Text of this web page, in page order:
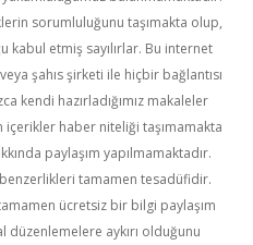
sorumluluğunu taşımakta olup,
kabul etmiş sayılırlar. Bu internet
şahıs şirketi ile hiçbir bağlantısı
kendi hazırladığımız makaleler
içerikler haber niteliği taşımamakta
paylaşım yapılmamaktadır.
tamamen tesadüfidir.
ücretsiz bir bilgi paylaşım
aykırı olduğunu